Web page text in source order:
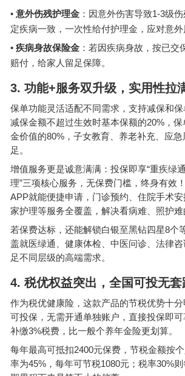
• 意外伤残护理金：因意外伤害导致1-3级伤
定疾病一致，一次性给付护理金，应对意外
• 疾病身故保险金：若因疾病身故，按已交
赔付，给家人留足保障。
3. 功能+服务双升级，实用性拉
保单功能灵活适配不同需求，支持减保和
减保金额不超过生效时基本保额的20%，保
金价值的80%，子女教育、养老补充、应
足。
增值服务更是诚意满满：投保即享“重疾绿通
理”三项核心服务，无保费门槛，终身有效
APP就能便捷申请，门诊预约、住院手术
家护理等服务全覆盖，解决看病难、照护难
若保费达标，还能解锁白银至黑钻四星8个
盖就医绿通、健康体检、中医问诊、法律咨
足不同层级的高端需求。
4. 税优权益突出，全国可投无套
作为税优健康险，这款产品的节税优势十
可投保，无需开通单独账户，直接投保即
补缴3%税费，比一般个养年金险更划算。
每年最高可抵扣2400元保费，节税金额按
率为45%，每年可节税1080元；税率30%则